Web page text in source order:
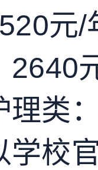
元/
理类
学校